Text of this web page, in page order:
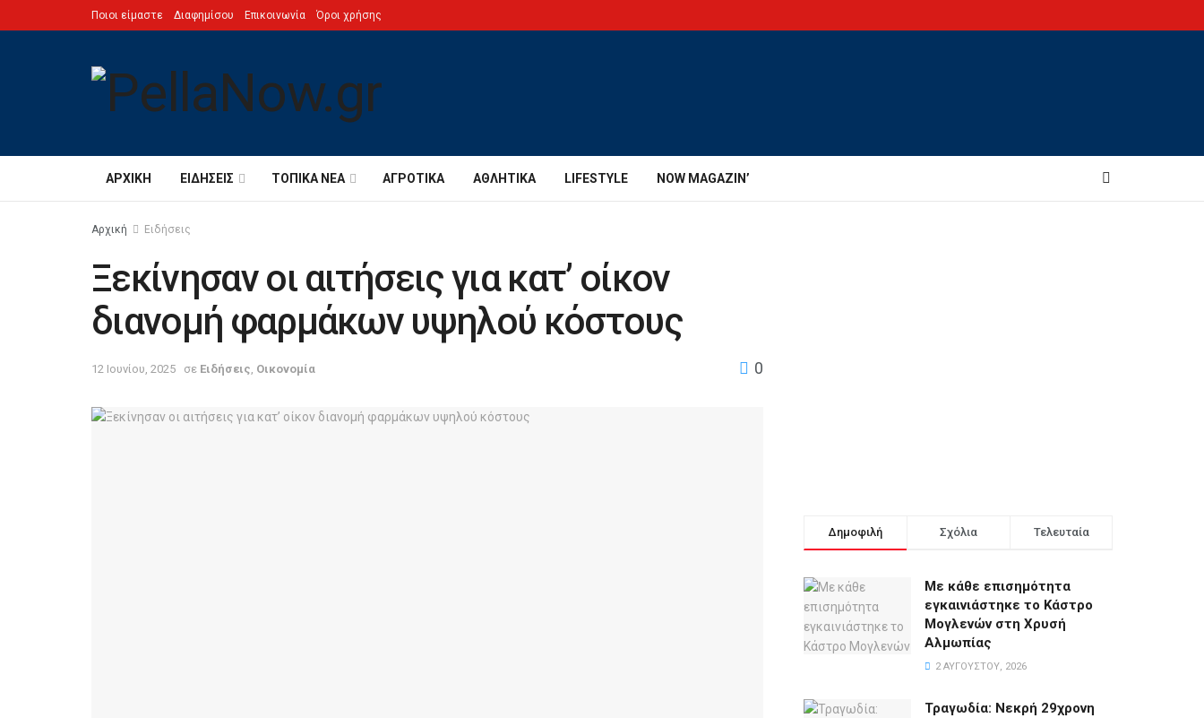
Ποιοι είμαστε Διαφημίσου Επικοινωνία Όροι χρήσης
ΑΡΧΙΚΉ ΕΙΔΉΣΕΙΣ ΤΟΠΙΚΆ ΝΈΑ ΑΓΡΟΤΙΚΆ ΑΘΛΗΤΙΚΆ LIFESTYLE NOW MAGAZIN’
Αρχική Ειδήσεις
Ξεκίνησαν οι αιτήσεις για κατ’ οίκον
διανομή φαρμάκων υψηλού κόστους
12 Ιουνίου, 2025 σε Ειδήσεις Οικονομία 0
Δημοφιλή Σχόλια Τελευταία
Με κάθε επισημότητα
εγκαινιάστηκε το Κάστρο
Μογλενών στη Χρυσή
Αλμωπίας
2 ΑΥΓΟΎΣΤΟΥ, 2026
Τραγωδία: Νεκρή 29χρονη